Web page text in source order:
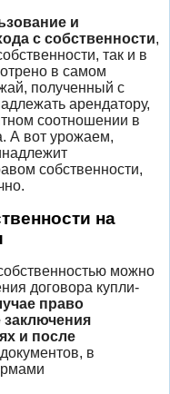
и
с собственности,
так и в
в самом
полученный с
арендатору,
соотношении в
А вот урожаем,
собственности,
на
можно
договора купли-
право
заключения
и после
документов, в